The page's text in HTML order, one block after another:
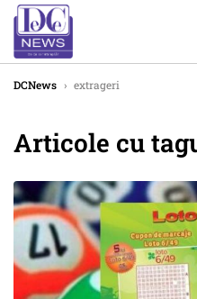
DCNews › extrageri
Articole cu